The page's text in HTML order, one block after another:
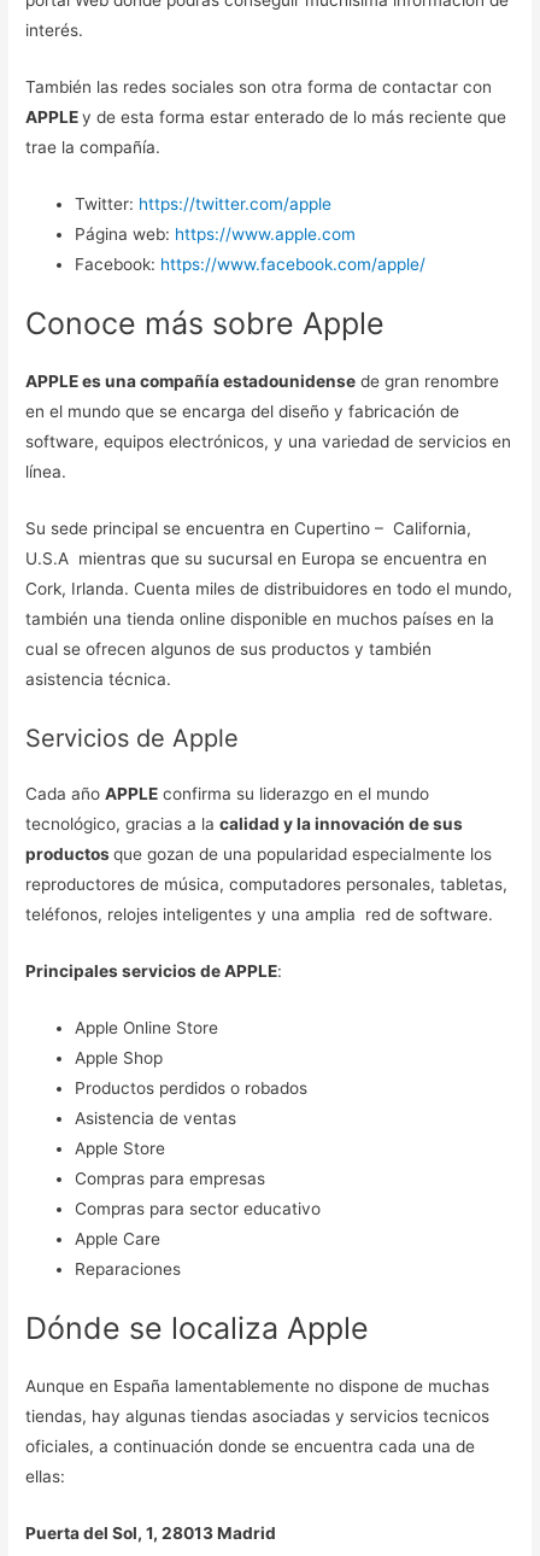
interés.
También las redes sociales son otra forma de contactar con
APPLEy de esta forma estar enterado de lo más reciente que
trae la compañía.
Twitter: https://twitter.com/apple
Página web: https://www.apple.com
Facebook: https://www.facebook.com/apple/
Conoce más sobre Apple
APPLE es una compañía estadounidense de gran renombre
en el mundo que se encarga del diseño y fabricación de
software, equipos electrónicos, y una variedad de servicios en
línea.
Su sede principal se encuentra en Cupertino – California,
U.S.A mientras que su sucursal en Europa se encuentra en
Cork, Irlanda. Cuenta miles de distribuidores en todo el mundo,
también una tienda online disponible en muchos países en la
cual se ofrecen algunos de sus productos y también
asistencia técnica.
Servicios de Apple
Cada añoAPPLE confirma su liderazgo en el mundo
tecnológico, gracias a lacalidad y la innovación de sus
productosque gozan de una popularidad especialmente los
reproductores de música, computadores personales, tabletas,
teléfonos, relojes inteligentes y una amplia red de software.
Principales servicios de APPLE:
Apple Online Store
Apple Shop
Productos perdidos o robados
Asistencia de ventas
Apple Store
Compras para empresas
Compras para sector educativo
Apple Care
Reparaciones
Dónde se localiza Apple
Aunque en España lamentablemente no dispone de muchas
tiendas, hay algunas tiendas asociadas y servicios tecnicos
oficiales, a continuación donde se encuentra cada una de
ellas:
Puerta del Sol, 1, 28013 Madrid